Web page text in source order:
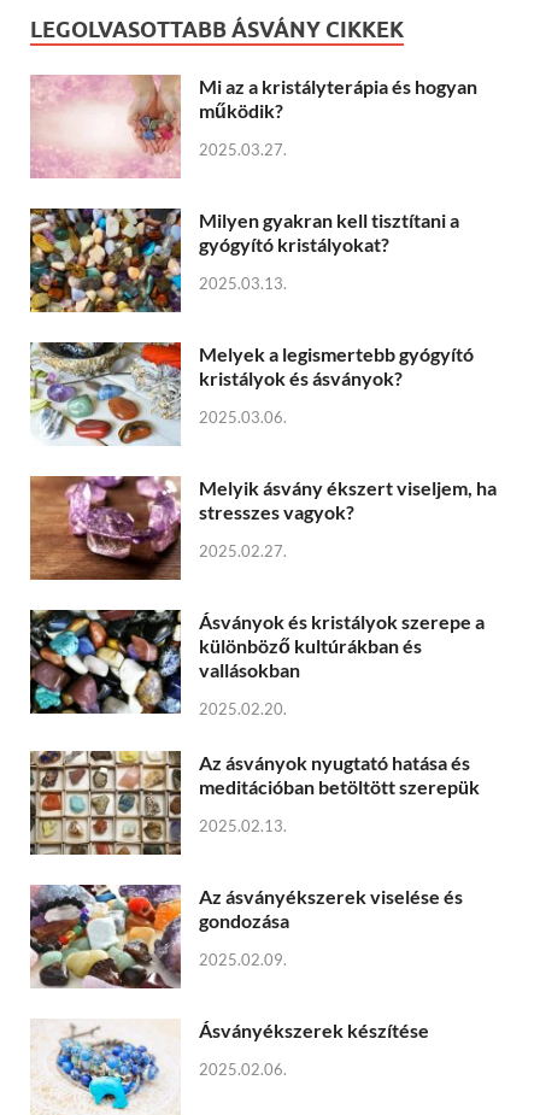
LEGOLVASOTTABB ÁSVÁNY CIKKEK
Mi az a kristályterápia és hogyan
működik?
2025.03.27.
Milyen gyakran kell tisztítani a
gyógyító kristályokat?
2025.03.13.
Melyek a legismertebb gyógyító
kristályok és ásványok?
2025.03.06.
Melyik ásvány ékszert viseljem, ha
stresszes vagyok?
2025.02.27.
Ásványok és kristályok szerepe a
különböző kultúrákban és
vallásokban
2025.02.20.
Az ásványok nyugtató hatása és
meditációban betöltött szerepük
2025.02.13.
Az ásványékszerek viselése és
gondozása
2025.02.09.
Ásványékszerek készítése
2025.02.06.